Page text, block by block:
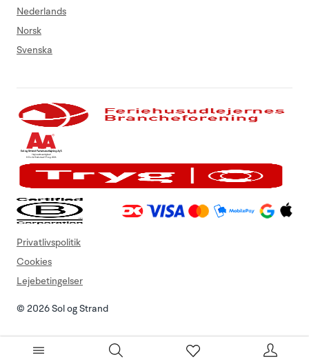
Nederlands
Norsk
Svenska
© 2026 Sol og Strand
Privatlivspolitik
Cookies
Lejebetingelser